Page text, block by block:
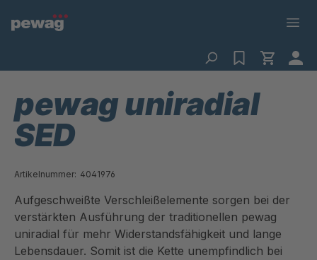
pewag uniradial
SED
Artikelnummer: 4041976
Aufgeschweißte Verschleißelemente sorgen bei der
verstärkten Ausführung der traditionellen pewag
uniradial für mehr Widerstandsfähigkeit und lange
Lebensdauer. Somit ist die Kette unempfindlich bei